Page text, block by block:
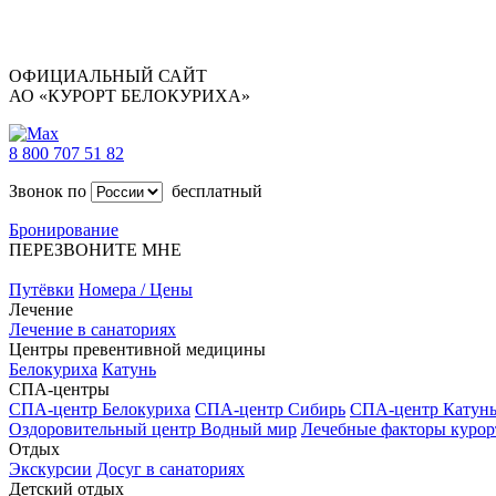
ОФИЦИАЛЬНЫЙ САЙТ
АО «КУРОРТ БЕЛОКУРИХА»
8 800 707 51 82
Звонок по
бесплатный
Бронирование
ПЕРЕЗВОНИТЕ МНЕ
Путёвки Номера / Цены
Лечение
Лечение в санаториях
Центры превентивной медицины
Белокуриха Катунь
СПА-центры
СПА-центр Белокуриха СПА-центр Сибирь СПА-центр Катунь
Оздоровительный центр Водный мир Лечебные факторы
Отдых
Экскурсии Досуг в санаториях
Детский отдых